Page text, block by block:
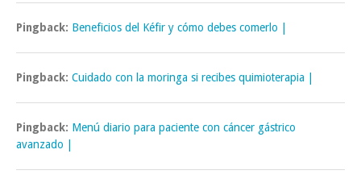
Pingback: Beneficios del Kéfir y cómo debes comerlo |
Pingback: Cuidado con la moringa si recibes quimioterapia |
Pingback: Menú diario para paciente con cáncer gástrico
avanzado |